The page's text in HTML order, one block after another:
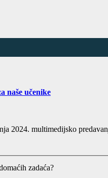
naše učenike
2024. multimedijsko
zadaća?